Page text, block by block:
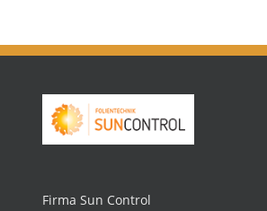
Firma Sun Control